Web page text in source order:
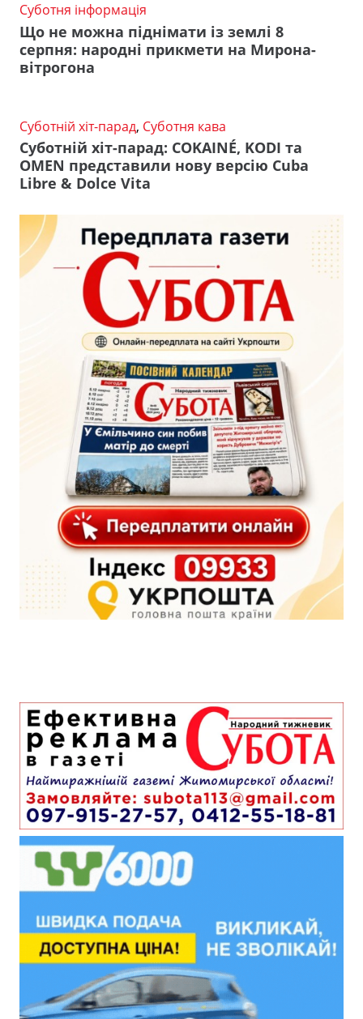
Суботня інформація
Що не можна піднімати із землі 8
серпня: народні прикмети на Мирона-
вітрогона
Суботній хіт-парад, Суботня кава
Суботній хіт-парад: COKAINÉ, KODI та
OMEN представили нову версію Cuba
Libre & Dolce Vita